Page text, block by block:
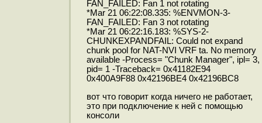
FAN_FAILED: Fan 1 not rotating
*Mar 21 06:22:08.335: %ENVMON-3-
FAN_FAILED: Fan 3 not rotating
*Mar 21 06:22:16.183: %SYS-2-
CHUNKEXPANDFAIL: Could not expand
chunk pool for NAT-NVI VRF ta. No memory
available -Process= "Chunk Manager", ipl= 3,
pid= 1 -Traceback= 0x41182E94
0x400A9F88 0x42196BE4 0x42196BC8
вот что говорит когда ничего не работает,
это при подключение к ней с помощью
консоли